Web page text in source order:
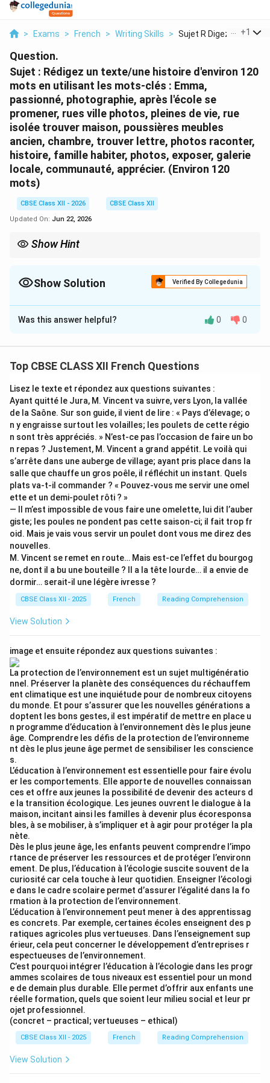
> Exams > French > Writing Skills > Sujet R Digez Un Tex...
+1
Question.
Sujet : Rédigez un texte/une histoire d'environ 120
mots en utilisant les mots-clés : Emma,
passionné, photographie, après l'école se
promener, rues ville photos, pleines de vie, rue
isolée trouver maison, poussières meubles
ancien, chambre, trouver lettre, photos raconter,
histoire, famille habiter, photos, exposer, galerie
locale, communauté, apprécier. (Environ 120
mots)
CBSE Class XII - 2026
CBSE Class XII
Updated On: Jun 22, 2026
Show Hint
and lighting (sombre, illuminé) to make your narrative writing
Show Solution Verified By Collegedunia
Solution and Explanation
Step 1: Narrative Structural Planning
•Exposition:Emma, her passion for photography, and
her daily walks capturing lively city streets.
•Inciting Incident:Wandering down an isolated street
and discovering an old house filled with dusty antique
furniture.
•Climax/Discovery: Entering a bedroom and finding a
historical letter.
•Resolution:Crafting a photographic story of the
past family, exhibiting the collection locally, and
winning the community's appreciation.
Step 2: Sentence-by-Sentence Keyword Integration
Mapping
• Emma est une jeune fille passionnée de photographie.
(Emma, passionné, photographie)
les rues de la ville pour prendre des photos pleines de
pleines de vie)
• Un après-midi, dans une rue isolée, elle décide de
trouver et d'explorer une vieille maison abandonnée.
(rue isolée trouver maison)
• À l'intérieur, au milieu de la poussière et des meubles
anciens, elle découvre une chambre sombre.
(poussières meubles ancien, chambre)
lettre historique. (trouver lettre)
• Cette trouvaille l'inspire à utiliser ses photos pour
raconter l'histoire d'une famille qui y habitait autrefois.
(photos raconter, histoire, famille habiter)
• Finalement, elle décide d'exposer ses magnifiques
photos dans la galerie locale. (photos, exposer, galerie
locale)
• La communauté entière vient admirer l'exposition et
apprécier son talent exceptionnel. (communauté,
apprécier)
Step 3: Flawless French Story (131 words)
Emma est une jeune fille passionnée de photographie.
Chaque jour après l'école, elle adore se promener dans
les rues de la ville pour prendre des photos pleines de
vie. Un après-midi, en marchant dans une rue isolée, elle
a la chance de trouver une vieille maison abandonnée. À
l'intérieur, elle marche prudemment au milieu de la
chambre, Emma finit par trouver une vieille lettre
Was this answer helpful? 0 0
Top CBSE CLASS XII French Questions
Lisez le texte et répondez aux questions suivantes :
Ayant quitté le Jura, M. Vincent va suivre, vers Lyon, la vallée
de la Saône. Sur son guide, il vient de lire : « Pays d’élevage; o
n y engraisse surtout les volailles; les poulets de cette régio
n sont très appréciés. » N’est-ce pas l’occasion de faire un bo
n repas ? Justement, M. Vincent a grand appétit. Le voilà qui
s’arrête dans une auberge de village; ayant pris place dans la
salle que chauffe un gros poêle, il réfléchit un instant. Quels
plats va-t-il commander ? « Pouvez-vous me servir une omel
ette et un demi-poulet rôti ? »
— Il m’est impossible de vous faire une omelette, lui dit l’auber
giste; les poules ne pondent pas cette saison-ci; il fait trop fr
oid. Mais je vais vous servir un poulet dont vous me direz des
nouvelles.
M. Vincent se remet en route… Mais est-ce l’effet du bourgog
ne, dont il a bu une bouteille ? Il a la tête lourde… il a envie de
dormir… serait-il une légère ivresse ?
CBSE Class XII - 2025 French Reading Comprehension
View Solution
image et ensuite répondez aux questions suivantes :
La protection de l’environnement est un sujet multigénératio
nnel. Préserver la planète des conséquences du réchauffem
ent climatique est une inquiétude pour de nombreux citoyens
du monde. Et pour s’assurer que les nouvelles générations a
doptent les bons gestes, il est impératif de mettre en place u
n programme d’éducation à l’environnement dès le plus jeune
âge. Comprendre les défis de la protection de l’environneme
nt dès le plus jeune âge permet de sensibiliser les conscience
s.
L’éducation à l’environnement est essentielle pour faire évolu
er les comportements. Elle apporte de nouvelles connaissan
ces et offre aux jeunes la possibilité de devenir des acteurs d
e la transition écologique. Les jeunes ouvrent le dialogue à la
maison, incitant ainsi les familles à devenir plus écoresponsa
bles, à se mobiliser, à s’impliquer et à agir pour protéger la pla
nète.
Dès le plus jeune âge, les enfants peuvent comprendre l’impo
rtance de préserver les ressources et de protéger l’environn
ement. De plus, l’éducation à l’écologie suscite souvent de la
curiosité car cela touche à leur quotidien. Enseigner l’écologi
e dans le cadre scolaire permet d’assurer l’égalité dans la fo
rmation à la protection de l’environnement.
L’éducation à l’environnement peut mener à des apprentissag
es concrets. Par exemple, certaines écoles enseignent des p
ratiques agricoles plus vertueuses. Dans l’enseignement sup
érieur, cela peut concerner le développement d’entreprises r
espectueuses de l’environnement.
C’est pourquoi intégrer l’éducation à l’écologie dans les progr
ammes scolaires de tous niveaux est essentiel pour un mond
e de demain plus durable. Elle permet d’offrir aux enfants une
réelle formation, quels que soient leur milieu social et leur pr
ojet professionnel.
(concret – practical; vertueuses – ethical)
CBSE Class XII - 2025 French Reading Comprehension
View Solution